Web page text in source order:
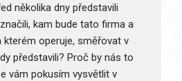
několika dny představili
kam bude tato firma a
kterém operuje, směřovat v
představili? Proč by nás to
vám pokusím vysvětlit v